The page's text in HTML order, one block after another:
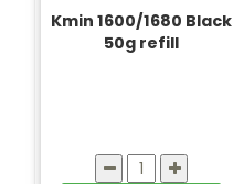
Kmin 1600/1680 Black
50g refill